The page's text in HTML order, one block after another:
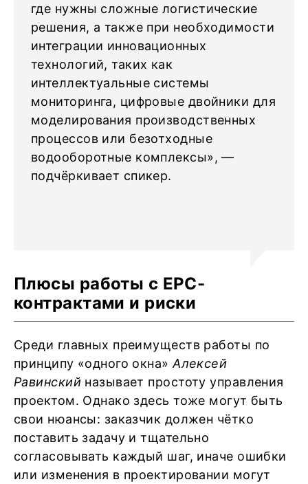
где нужны сложные логистические
решения, а также при необходимости
интеграции инновационных
технологий, таких как
интеллектуальные системы
мониторинга, цифровые двойники для
моделирования производственных
процессов или безотходные
водооборотные комплексы», —
подчёркивает спикер.
Плюсы работы с ЕРС-
контрактами и риски
Среди главных преимуществ работы по
принципу «одного окна»Алексей
Равинский называет простоту управления
проектом. Однако здесь тоже могут быть
свои нюансы: заказчик должен чётко
поставить задачу и тщательно
согласовывать каждый шаг, иначе ошибки
или изменения в проектировании могут